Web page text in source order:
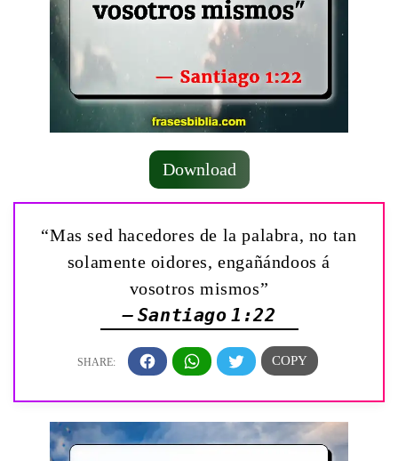
Download
“Mas sed hacedores de la palabra, no tan
solamente oidores, engañándoos á
vosotros mismos”
— Santiago 1:22